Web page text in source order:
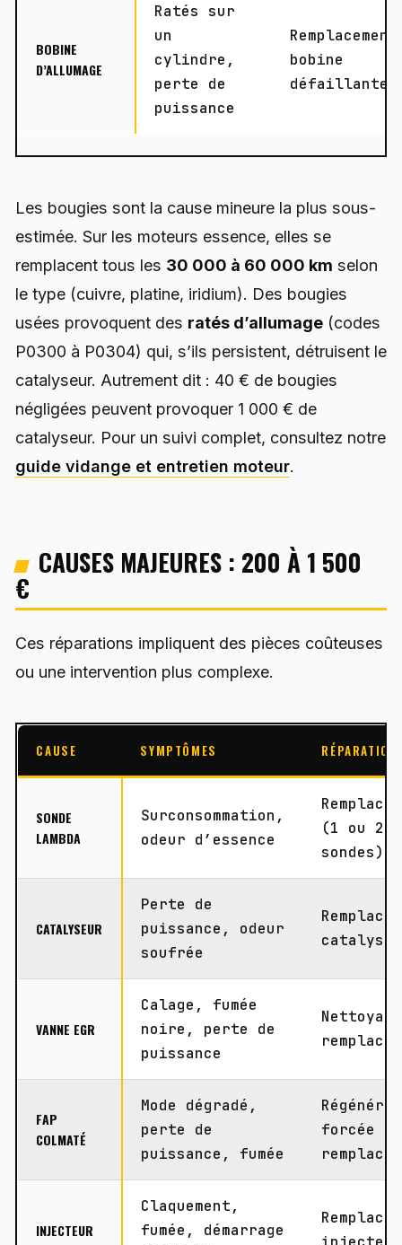
BOBINE
D’ALLUMAGE
Ratés sur
un
cylindre,
perte de
puissance
Remplacement
bobine
défaillante
Les bougies sont la cause mineure la plus sous-
estimée. Sur les moteurs essence, elles se
remplacent tous les 30 000 à 60 000 km selon
le type (cuivre, platine, iridium). Des bougies
usées provoquent des ratés d’allumage (codes
P0300 à P0304) qui, s’ils persistent, détruisent le
catalyseur. Autrement dit : 40 € de bougies
négligées peuvent provoquer 1 000 € de
catalyseur. Pour un suivi complet, consultez notre
guide vidange et entretien moteur.
CAUSES MAJEURES : 200 À 1 500
€
Ces réparations impliquent des pièces coûteuses
ou une intervention plus complexe.
CAUSE SYMPTÔMES RÉPARATION
SONDE
LAMBDA
Surconsommation,
odeur d’essence
(1 ou 2
sondes)
CATALYSEUR
Perte de
puissance, odeur
soufrée
VANNE EGR
Calage, fumée
noire, perte de
puissance
FAP
COLMATÉ
Mode dégradé,
perte de
puissance, fumée
forcée ou
INJECTEUR
Claquement,
fumée, démarrage